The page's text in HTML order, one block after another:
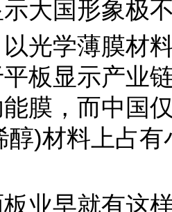
大国形象极
学薄膜材料
板显示产业
膜，而中国
醇)材料上占
早就有这样